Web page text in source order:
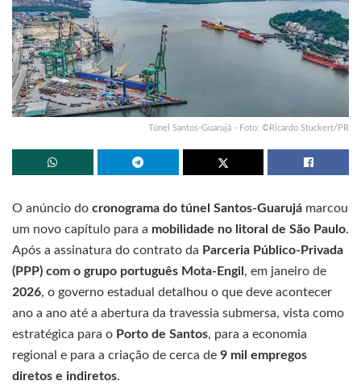
Túnel Santos-Guarujá - Foto: ©Ricardo Stuckert/PR
O anúncio do cronograma do túnel Santos-Guarujá marcou
um novo capítulo para a mobilidade no litoral de São Paulo.
Após a assinatura do contrato da Parceria Público-Privada
(PPP) com o grupo português Mota-Engil , em janeiro de
2026, o governo estadual detalhou o que deve acontecer
ano a ano até a abertura da travessia submersa, vista como
estratégica para o Porto de Santos, para a economia
regional e para a criação de cerca de 9 mil empregos
diretos e indiretos.